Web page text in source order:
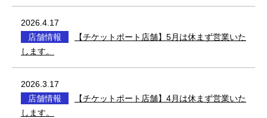
2026.4.17
店舗情報
【チケットポート店舗】5月は休まず営業いた
します。
2026.3.17
店舗情報
【チケットポート店舗】4月は休まず営業いた
します。